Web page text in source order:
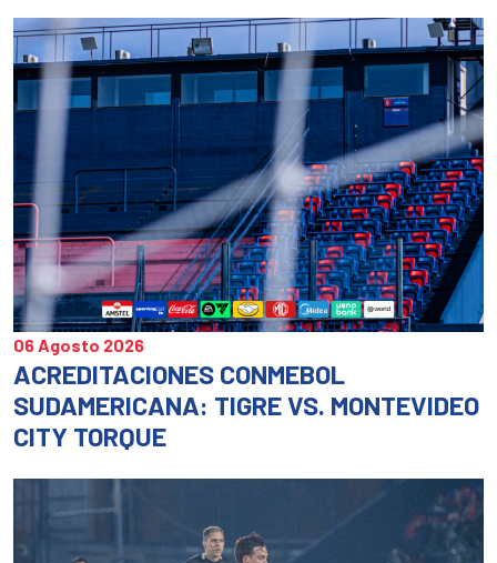
06 Agosto 2026
ACREDITACIONES CONMEBOL
SUDAMERICANA: TIGRE VS. MONTEVIDEO
CITY TORQUE